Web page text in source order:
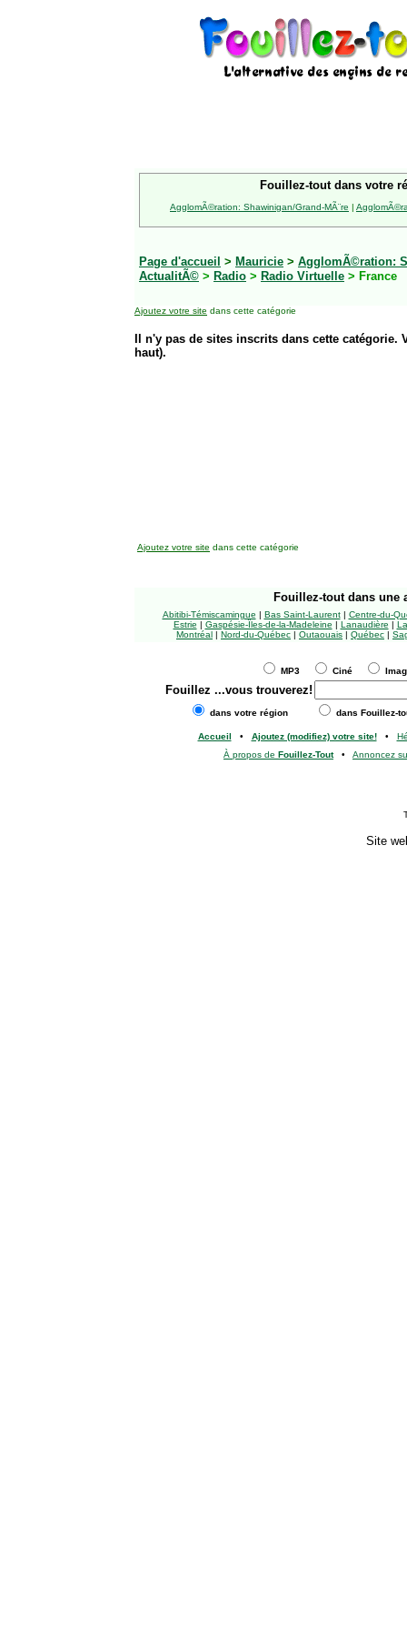
Fouillez-tout dans votre
AgglomÃ©ration: Shawinigan/Grand-MÃ¨re |
Page d'accueil > Mauricie > AgglomÃ©ration:
ActualitÃ© > Radio > Radio Virtuelle > France
Ajoutez votre site dans cette catégorie
Il n'y pas de sites inscrits dans cette
haut).
Ajoutez votre site dans cette catégorie
Fouillez-tout dans une
Abitibi-Témiscamingue | Bas Saint-Laurent| Centre-du-
Estrie | Gaspésie-Îles-de-la-Madeleine | Lanaudière |
Montréal | Nord-du-Québec | Outaouais | Québec |
MP3 Ciné
Fouillez ...vous trouverez!
dans votre région dans Fouillez-
Accueil • Ajoutez (modifiez) votre site!•
À propos de Fouillez-Tout• Annoncez
Site